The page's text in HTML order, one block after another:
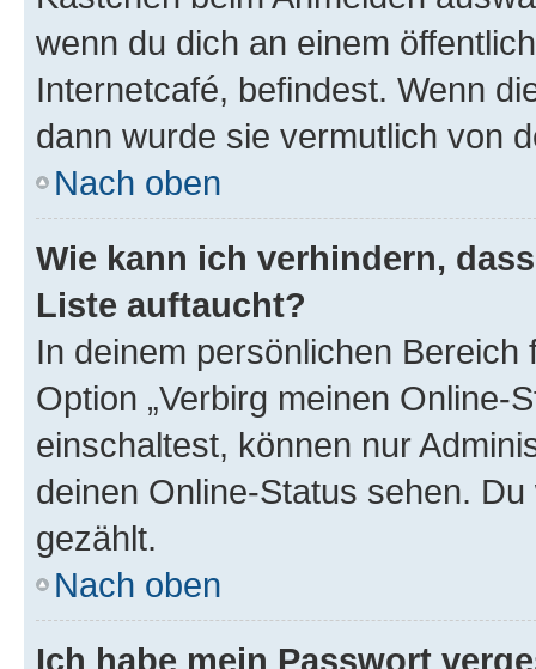
wenn du dich an einem
Internetcafé, befindest. Wenn
dann wurde sie vermutlich von
Nach oben
Wie kann ich verhindern,
Liste auftaucht?
In deinem persönlichen
Option „Verbirg meinen Online-
einschaltest, können nur
deinen Online-Status sehen.
gezählt.
Nach oben
Ich habe mein Passwort